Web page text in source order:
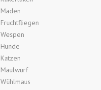
Maden
Fruchtfliegen
Wespen
Hunde
Katzen
Maulwurf
Wühlmaus